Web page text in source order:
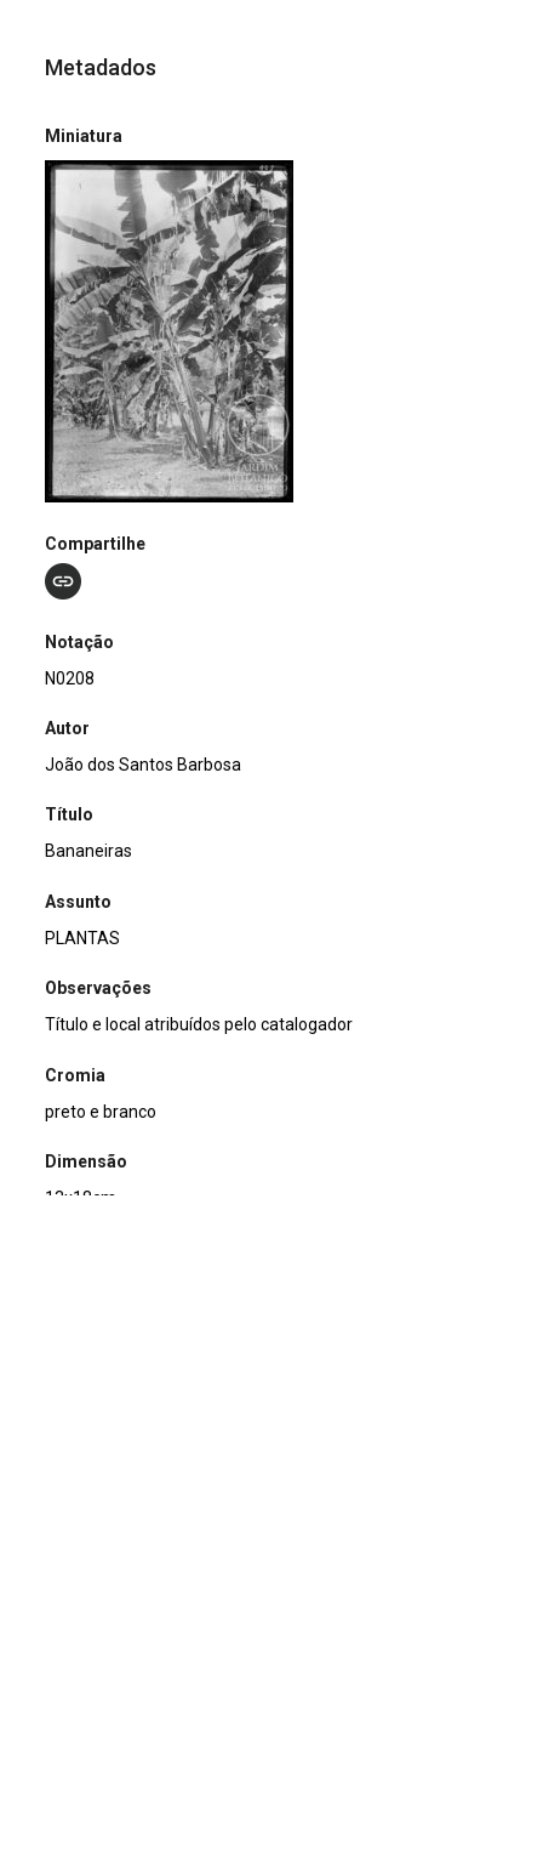
Metadados
Miniatura
Compartilhe
Notação
N0208
Autor
João dos Santos Barbosa
Título
Bananeiras
Assunto
PLANTAS
Observações
Título e local atribuídos pelo catalogador
Cromia
preto e branco
Dimensão
13x18cm